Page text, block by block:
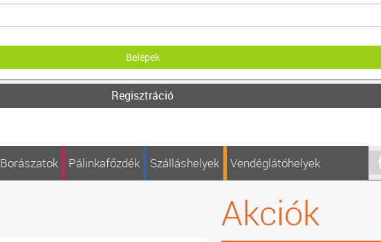
Regisztráció
Borászatok Pálinkafőzdék Szálláshelyek Vendéglátóhelyek
Akciók